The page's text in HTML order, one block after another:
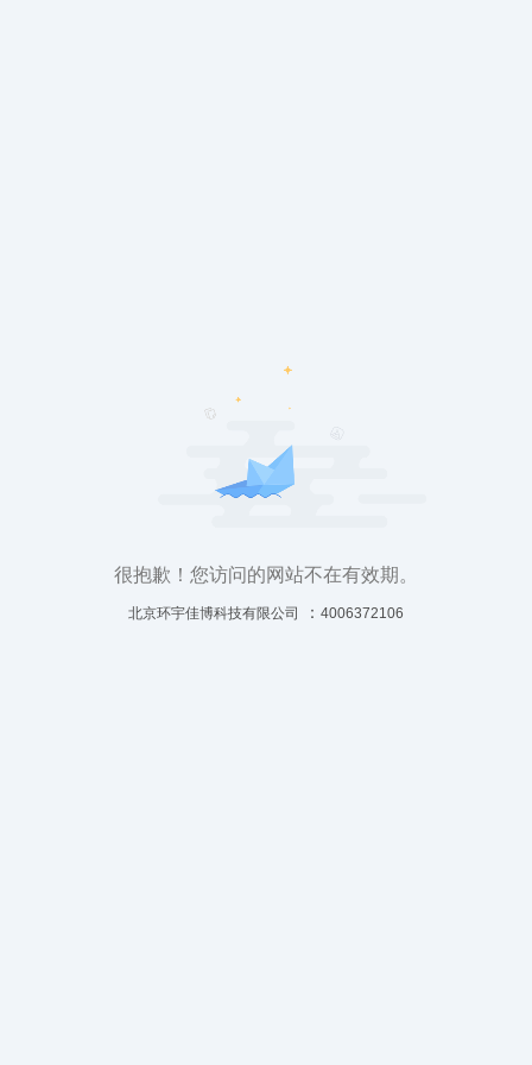
很抱歉！您访问的网站不在有效期。
北京环宇佳博科技有限公司 ： 4006372106